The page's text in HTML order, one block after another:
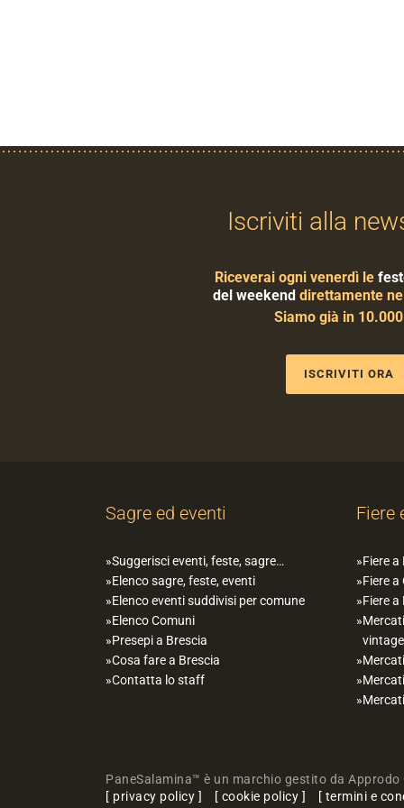
Iscriviti alla
Riceverai ogni venerdì le
del weekend direttamente
Siamo già in 10.000
ISCRIVITI ORA
Sagre ed eventi
Suggerisci eventi, feste, sagre…
Elenco sagre, feste, eventi
Elenco eventi suddivisi per comune
Elenco Comuni
Presepi a Brescia
Cosa fare a Brescia
Contatta lo staff
Fiere
Fiere a
Fiere a
Fiere
vintage
PaneSalamina™ è un marchio gestito da
privacy policy
cookie policy termini e